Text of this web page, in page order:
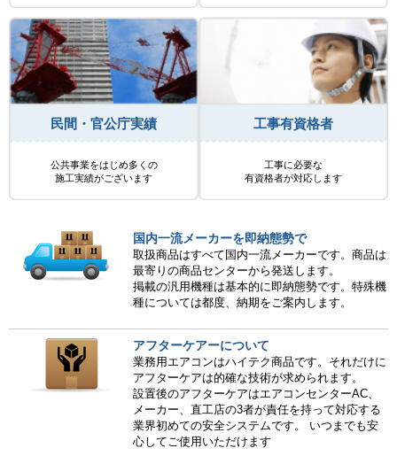
民間・官公庁実績
公共事業をはじめ多くの
施工実績がございます
工事有資格者
工事に必要な
有資格者が対応します
国内一流メーカーを即納態勢で
取扱商品はすべて国内一流メーカーです。商品は
最寄りの商品センターから発送します。
掲載の汎用機種は基本的に即納態勢です。特殊機
種については都度、納期をご案内します。
アフターケアーについて
業務用エアコンはハイテク商品です。それだけに
アフターケアは的確な技術が求められます。
設置後のアフターケアはエアコンセンターAC、
メーカー、直工店の3者が責任を持って対応する
業界初めての安全システムです。 いつまでも安
心してご使用いただけます